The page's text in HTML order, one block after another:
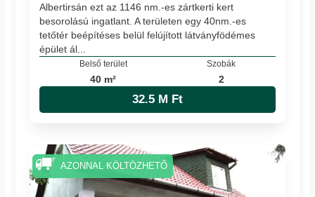
Albertirsán ezt az 1146 nm.-es zártkerti kert
besorolású ingatlant. A területen egy 40nm.-es
tetőtér beépítéses belül felújított látványfödémes
épület ál...
Belső terület
40 m²
Szobák
2
32.5 M Ft
AZONNAL KÖLTÖZHETŐ